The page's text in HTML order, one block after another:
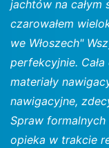
jachtów na całym
czarowałem
we Włoszech"
perfekcyjnie.
materiały
nawigacyjne,
Spraw formalnych
opieka w trakcie